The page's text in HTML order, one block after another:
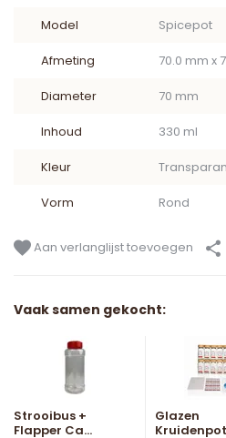
Model Spicepot
Afmeting 70.0 mm x
Diameter 70 mm
Inhoud 330 ml
Kleur
Vorm Rond
Aan verlanglijst toevoegen
Vaak samen gekocht:
Strooibus +
Flapper Ca...
Glazen